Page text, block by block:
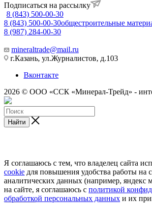
Подписаться на рассылку
8 (843) 500-00-30
8 (843) 500-00-30общестроительные
8 (987) 284-00-30
mineraltrade@mail.ru
г.Казань, ул.Журналистов, д.103
Вконтакте
2026 © ООО «ССК «Минерал-Трейд» -
Найти
Я соглашаюсь с тем, что владелец сайта
cookie для повышения удобства работы на
аналитических данных (например, яндекс
на сайте, я соглашаюсь с политикой
обработкой персональных данных и их